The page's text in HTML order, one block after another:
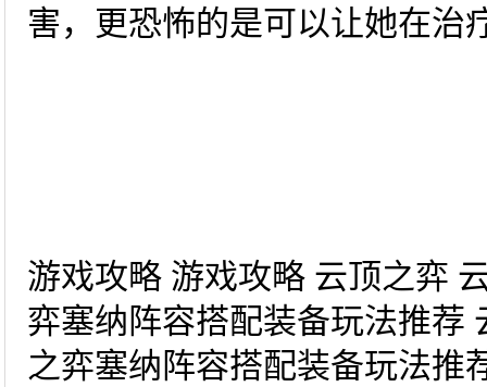
害，更恐怖的是可以让她在治
游戏攻略 游戏攻略 云顶之弈
弈塞纳阵容搭配装备玩法推荐
之弈塞纳阵容搭配装备玩法推